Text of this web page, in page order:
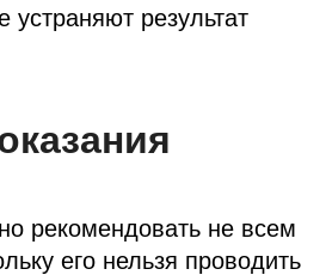
устраняют результат
рекомендовать не всем
его нельзя проводить